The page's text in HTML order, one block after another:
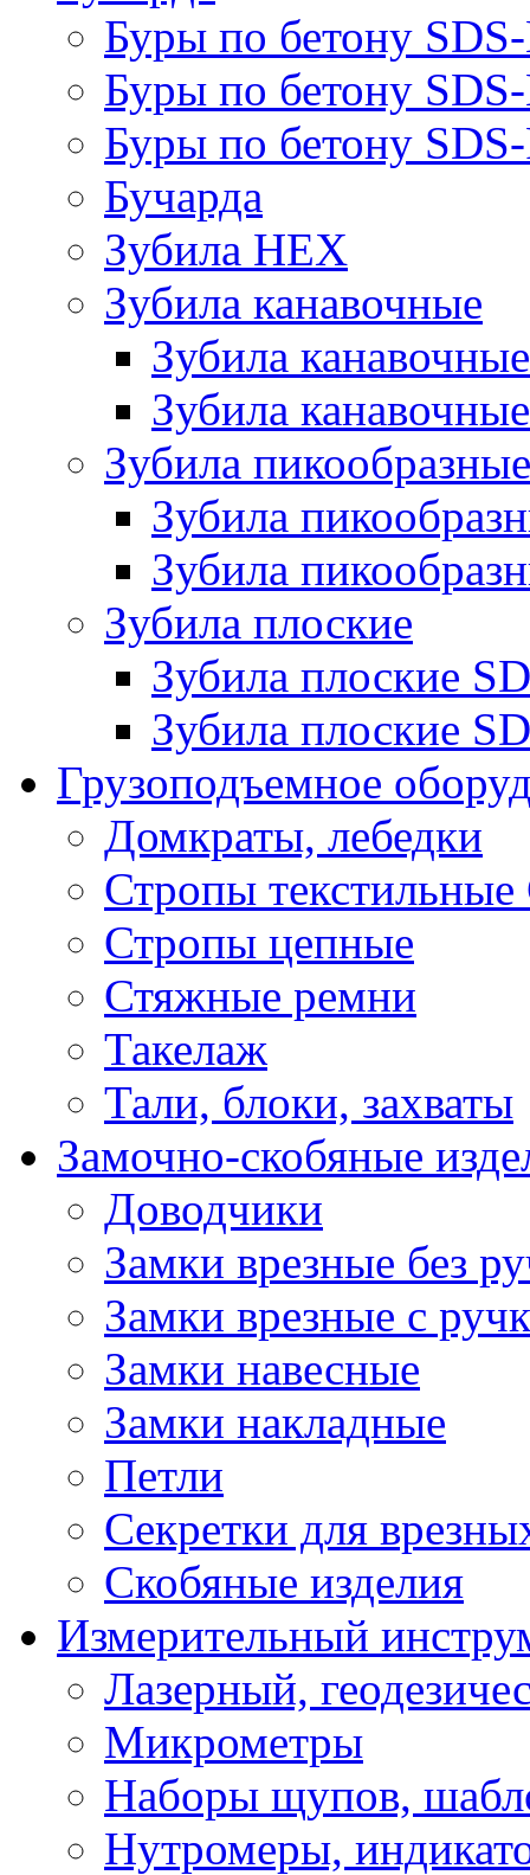
Буры по бетону
Буры по бетону
Буры по бетону
Бучарда
Зубила HEX
Зубила канавочные
Зубила
Зубила
Зубила пикообразные
Зубила
Зубила
Зубила плоские
Зубила плоские
Зубила плоские
Грузоподъемное
Домкраты, лебедки
Стропы
Стропы цепные
Стяжные ремни
Такелаж
Тали, блоки, захваты
Замочно-скобяные
Доводчики
Замки врезные без
Замки врезные с
Замки навесные
Замки накладные
Петли
Секретки для
Скобяные изделия
Измерительный
Лазерный,
Микрометры
Наборы щупов,
Нутромеры,